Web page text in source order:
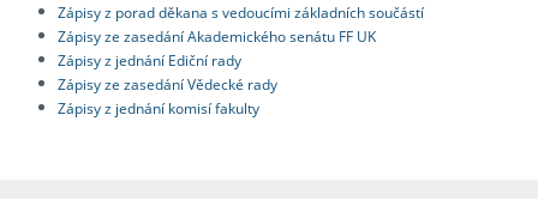
Zápisy z porad děkana s vedoucími základních součástí
Zápisy ze zasedání Akademického senátu FF UK
Zápisy z jednání Ediční rady
Zápisy ze zasedání Vědecké rady
Zápisy z jednání komisí fakulty